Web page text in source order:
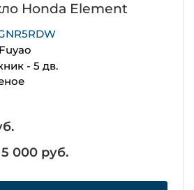
Honda Element
Fuyao
- 5 дв.
000 руб.